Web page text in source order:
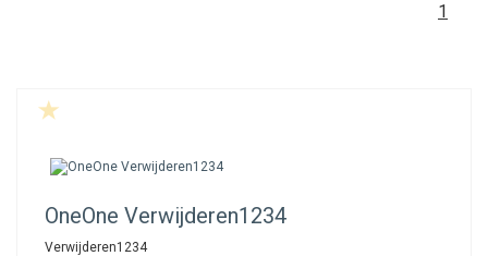
1
OneOne Verwijderen1234
Verwijderen1234